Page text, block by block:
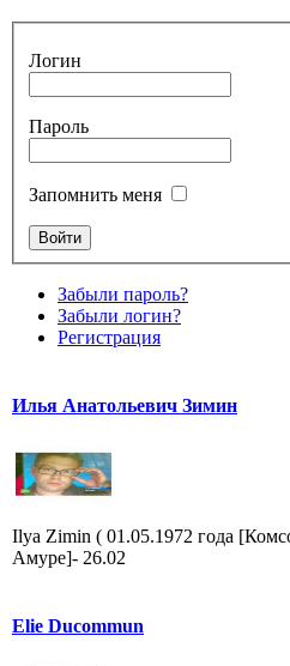
Логин
Пароль
Запомнить меня
Забыли пароль?
Забыли логин?
Регистрация
Илья Анатольевич Зимин
Ilya Zimin ( 01.05.1972 года
Амуре]- 26.02
Elie Ducommun